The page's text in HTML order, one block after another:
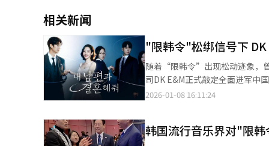
相关新闻
"限韩令"松绑信号下
随着“限韩令”出现松动迹象，
司DK E&M正式敲定全面进军中国市场，并宣布
OTT平台，打造多部重量级人气
业界高度评价。目前，公司正与多
2026-01-08 16:11:24
韩国流行音乐界对"限